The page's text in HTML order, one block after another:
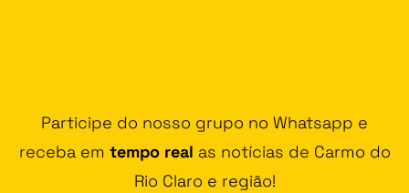
Participe do nosso grupo no Whatsapp e
receba em tempo real as notícias de Carmo do
Rio Claro e região!